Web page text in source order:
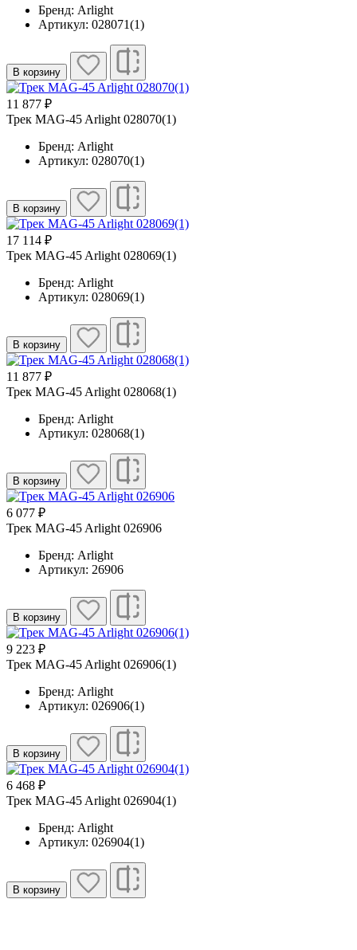
Бренд: Arlight
Артикул: 028071(1)
В корзину
11 877 ₽
Трек MAG-45 Arlight 028070(1)
Бренд: Arlight
Артикул: 028070(1)
В корзину
17 114 ₽
Трек MAG-45 Arlight 028069(1)
Бренд: Arlight
Артикул: 028069(1)
В корзину
11 877 ₽
Трек MAG-45 Arlight 028068(1)
Бренд: Arlight
Артикул: 028068(1)
В корзину
6 077 ₽
Трек MAG-45 Arlight 026906
Бренд: Arlight
Артикул: 26906
В корзину
9 223 ₽
Трек MAG-45 Arlight 026906(1)
Бренд: Arlight
Артикул: 026906(1)
В корзину
6 468 ₽
Трек MAG-45 Arlight 026904(1)
Бренд: Arlight
Артикул: 026904(1)
В корзину